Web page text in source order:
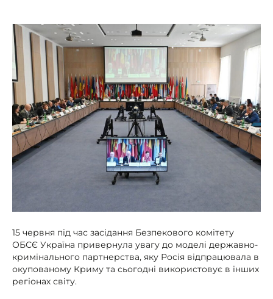
15 червня під час засідання Безпекового комітету
ОБСЄ Україна привернула увагу до моделі державно-
кримінального партнерства, яку Росія відпрацювала в
окупованому Криму та сьогодні використовує в інших
регіонах світу.